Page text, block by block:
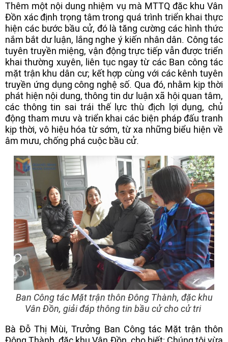
Thêm một nội dung nhiệm vụ mà MTTQ đặc khu Vân
Đồn xác định trọng tâm trong quá trình triển khai thực
hiện các bước bầu cử, đó là tăng cường các hình thức
nắm bắt dư luận, lắng nghe ý kiến nhân dân. Công tác
tuyên truyền miệng, vận động trực tiếp vẫn được triển
khai thường xuyên, liên tục ngay từ các Ban công tác
mặt trận khu dân cư; kết hợp cùng với các kênh tuyên
truyền ứng dụng công nghệ số. Qua đó, nhằm kịp thời
phát hiện nội dung, thông tin dư luận xã hội quan tâm,
các thông tin sai trái thế lực thù địch lợi dụng, chủ
động tham mưu và triển khai các biện pháp đấu tranh
kịp thời, vô hiệu hóa từ sớm, từ xa những biểu hiện về
âm mưu, chống phá cuộc bầu cử.
Ban Công tác Mặt trận thôn Đông Thành, đặc khu
Vân Đồn, giải đáp thông tin bầu cử cho cử tri
Bà Đỗ Thị Mùi, Trưởng Ban Công tác Mặt trận thôn